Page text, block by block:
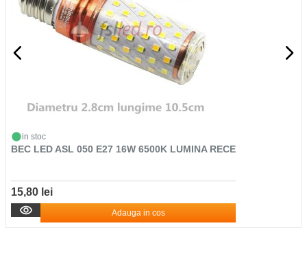
in stoc
BEC LED ASL 050 E27 16W 6500K LUMINA RECE
15,80 lei
Adauga in cos